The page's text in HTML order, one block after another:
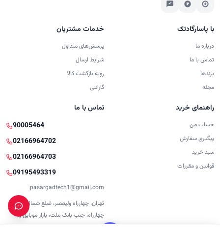
با پاسارگادتک
درباره ما
تماس با ما
برندها
مجله
خدمات مشتریان
پرسش‌های متداول
شرایط ارسال
رویه بازگشت کالا
گارانتی
راهنمای خرید
حساب من
پیگیری سفارش
سبد خرید
قوانین و مقررات
تماس با ما
90005464
02166964702
02166964703
09195493319
pasargadtech1@gmail.com
تهران، چهارراه ولیعصر، ضلع شمال شرقی
چهارراه، جنب بانک ملت، بازار موبایل و